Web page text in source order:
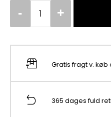
Gratis fragt v. køb
365 dages fuld